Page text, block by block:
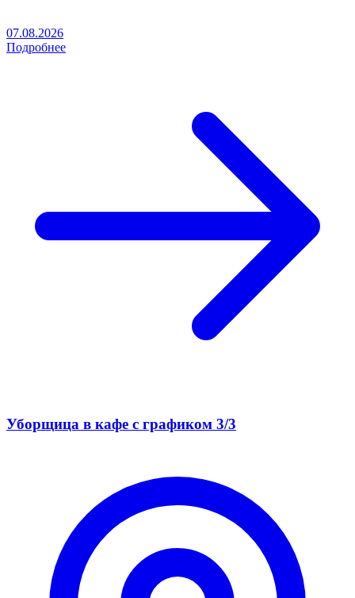
07.08.2026
Подробнее
Уборщица в кафе с графиком 3/3